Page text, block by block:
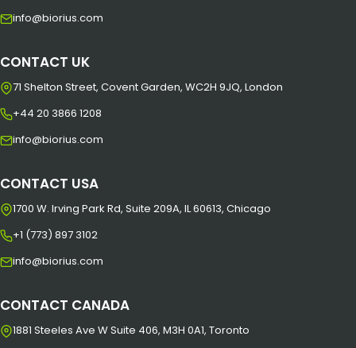
info@biorius.com
CONTACT UK
71 Shelton Street, Covent Garden, WC2H 9JQ, London
+44 20 3866 1208
info@biorius.com
CONTACT USA
1700 W. Irving Park Rd, Suite 209A, IL 60613, Chicago
+1 (773) 897 3102
info@biorius.com
CONTACT CANADA
1881 Steeles Ave W Suite 406, M3H 0A1, Toronto